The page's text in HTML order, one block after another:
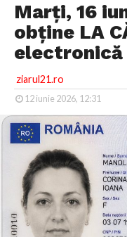
Marți, 16
obține LA
ziarul21.ro
12 iunie 2026, 12:31